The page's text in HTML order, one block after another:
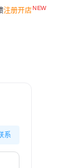
注册开店
系